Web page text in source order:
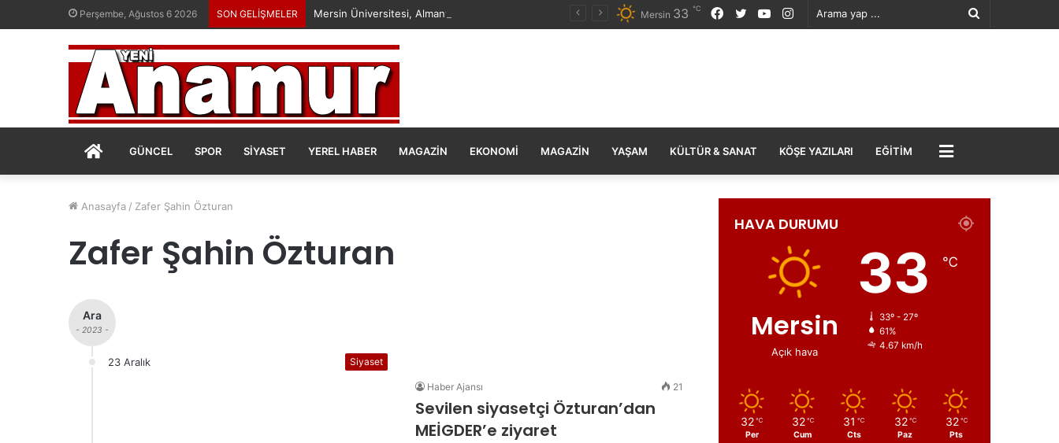
Perşembe, Ağustos 6 2026 SON GELİŞMELER
Arama
Instagram
YouTube
Twitter
Facebook
Mersin 33 ℃
ANASAYFA
GÜNCEL SPOR SIYASET YEREL HABER MAGAZIN EKONOMI MAGAZIN YAŞAM KÜLTÜR & SANAT KÖŞE YAZILARI EĞITIM MENÜ
Anasayfa / Zafer Şahin Özturan
Zafer Şahin Özturan
Ara
- 2023 -
23 Aralık Siyaset
Haber Ajansı 21
Sevilen siyasetçi Özturan’dan
MEİGDER’e ziyaret
HAVA DURUMU
Mersin
Açık hava
33 ℃
33º - 27º
61%
4.67 km/h
32 ℃
Per
32 ℃
Cum
31 ℃
Cts
32 ℃
Paz
32 ℃
Pts